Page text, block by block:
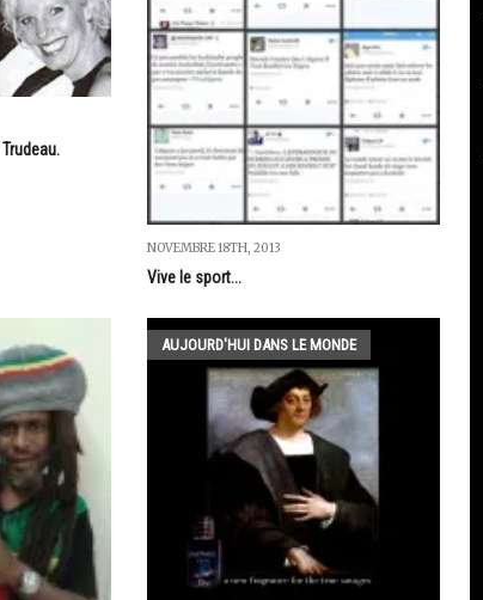
NOVEMBRE 18TH, 2013
Vive le sport...
AUJOURD'HUI DANS LE MONDE